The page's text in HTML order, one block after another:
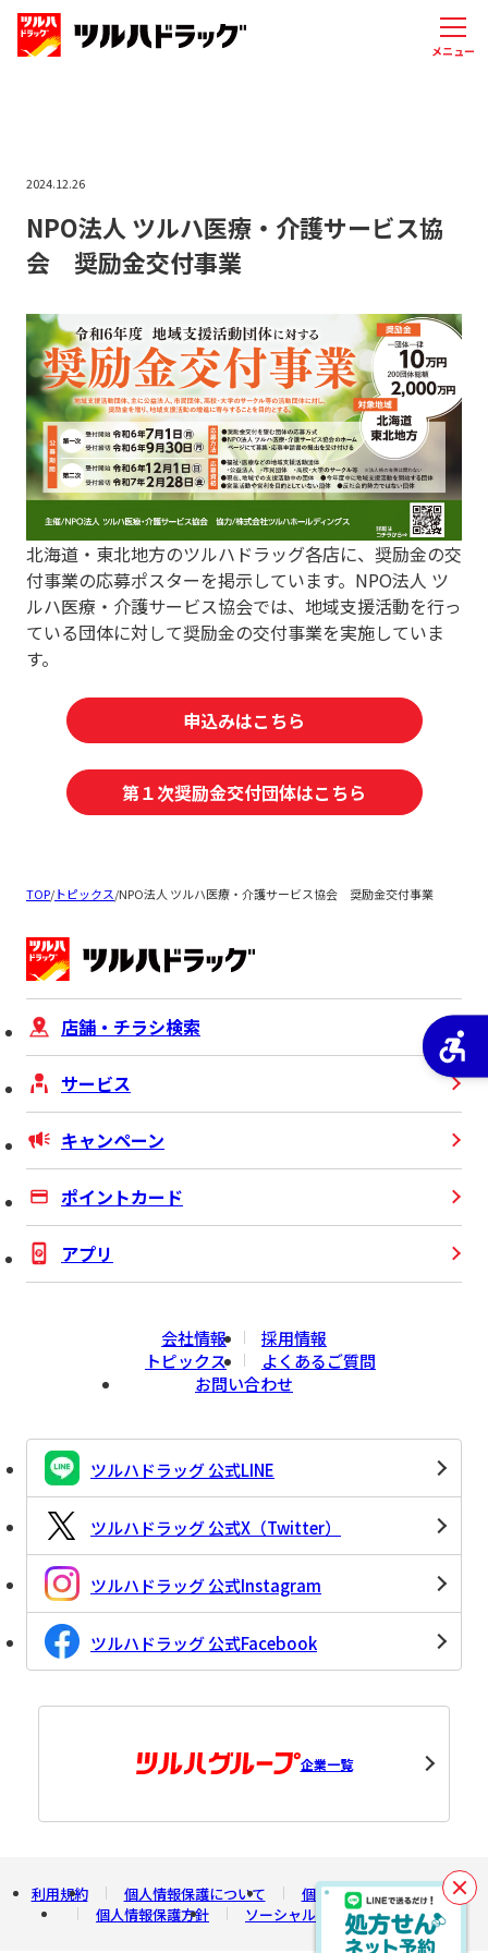
メニュー
2024.12.26
NPO法人 ツルハ医療・介護サービス協
会 奨励金交付事業
北海道・東北地方のツルハドラッグ各店に、奨励金の交
付事業の応募ポスターを掲示しています。NPO法人 ツ
ルハ医療・介護サービス協会では、地域支援活動を行っ
ている団体に対して奨励金の交付事業を実施していま
す。
申込みはこちら
第１次奨励金交付団体はこちら
TOP/トピックス/NPO法人 ツルハ医療・介護サービス協会 奨励金交付事業
店舗・チラシ検索
サービス
キャンペーン
ポイントカード
アプリ
会社情報
採用情報
トピックス
よくあるご質問
お問い合わせ
ツルハドラッグ 公式LINE
ツルハドラッグ 公式X（Twitter）
ツルハドラッグ 公式Instagram
ツルハドラッグ 公式Facebook
企業一覧
利用規約 個人情報保護について
個人情報の開示について
個人情報保護方針
ソーシャルメディアポリシー
閉